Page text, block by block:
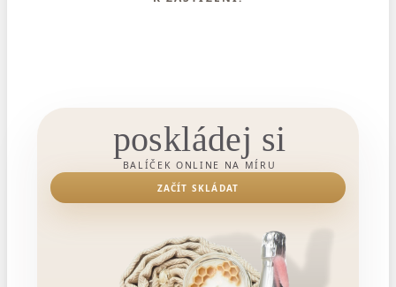
poskládej si
BALÍČEK ONLINE NA MÍRU
ZAČÍT SKLÁDAT